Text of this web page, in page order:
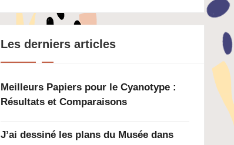
Les derniers articles
Meilleurs Papiers pour le Cyanotype :
Résultats et Comparaisons
J’ai dessiné les plans du Musée dans